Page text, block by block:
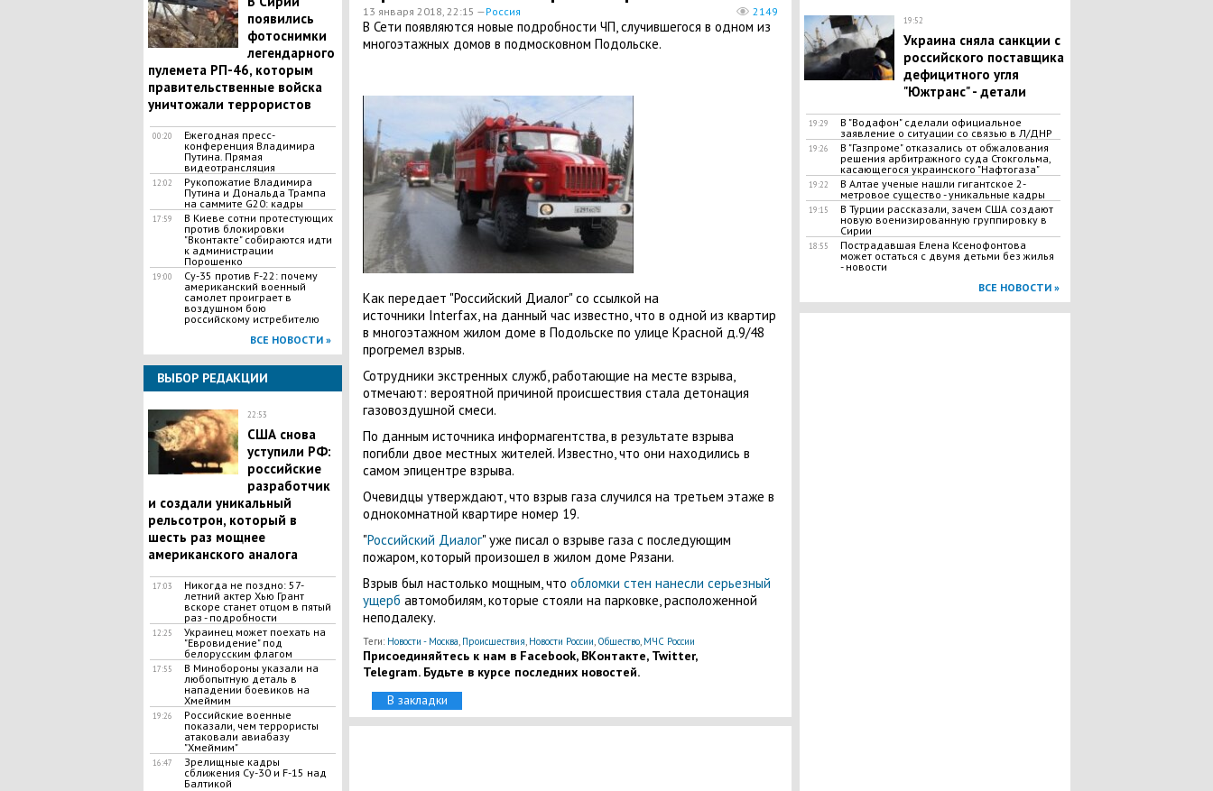
появились
фотоснимки
легендарного
пулемета РП-46, которым
правительственные войска
уничтожали террористов
00:20
Ежегодная пресс-
конференция Владимира
Путина. Прямая
видеотрансляция
12:02
Рукопожатие Владимира
Путина и Дональда Трампа
на саммите G20: кадры
17:59
В Киеве сотни протестующих
против блокировки
"Вконтакте" собираются идти
к администрации
Порошенко
19:00
Су-35 против F-22: почему
американский военный
самолет проиграет в
воздушном бою
российскому истребителю
ВСЕ НОВОСТИ »
ВЫБОР РЕДАКЦИИ
22:53
США снова
уступили РФ:
российские
разработчик
и создали уникальный
рельсотрон, который в
шесть раз мощнее
американского аналога
17:03
Никогда не поздно: 57-
летний актер Хью Грант
вскоре станет отцом в пятый
раз - подробности
12:25
Украинец может поехать на
"Евровидение" под
белорусским флагом
17:55
В Минобороны указали на
любопытную деталь в
нападении боевиков на
Хмеймим
19:26
Российские военные
показали, чем террористы
атаковали авиабазу
"Хмеймим"
16:47
Зрелищные кадры
сближения Су-30 и F-15 над
Балтикой
13 января 2018, 22:15 —Россия 2149
В Сети появляются новые подробности ЧП, случившегося в одном из
многоэтажных домов в подмосковном Подольске.
Как передает "Российский Диалог" со ссылкой на
источники Interfax, на данный час известно, что в одной из квартир
в многоэтажном жилом доме в Подольске по улице Красной д.9/48
прогремел взрыв.
Сотрудники экстренных служб, работающие на месте взрыва,
отмечают: вероятной причиной происшествия стала детонация
газовоздушной смеси.
По данным источника информагентства, в результате взрыва
погибли двое местных жителей. Известно, что они находились в
самом эпицентре взрыва.
Очевидцы утверждают, что взрыв газа случился на третьем этаже в
однокомнатной квартире номер 19.
"Российский Диалог" уже писал о взрыве газа с последующим
пожаром, который произошел в жилом доме Рязани.
Взрыв был настолько мощным, что обломки стен нанесли серьезный
ущерб автомобилям, которые стояли на парковке, расположенной
неподалеку.
Теги: Новости - Москва, Происшествия, Новости России, Общество, МЧС России
Присоединяйтесь к нам в Facebook, ВКонтакте, Twitter,
Telegram. Будьте в курсе последних новостей.
В закладки
19:52
Украина сняла санкции с
российского поставщика
дефицитного угля
"Южтранс" - детали
19:29
В "Водафон" сделали официальное
заявление о ситуации со связью в Л/ДНР
19:26
В "Газпроме" отказались от обжалования
решения арбитражного суда Стокгольма,
касающегося украинского "Нафтогаза"
19:22
В Алтае ученые нашли гигантское 2-
метровое существо - уникальные кадры
19:15
В Турции рассказали, зачем США создают
новую военизированную группировку в
Сирии
18:55
​Пострадавшая Елена Ксенофонтова
может остаться с двумя детьми без жилья
- новости
ВСЕ НОВОСТИ »